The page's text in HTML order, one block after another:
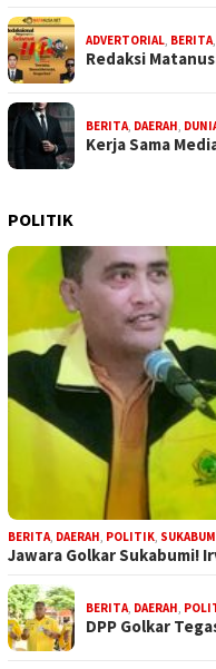
ADVERTORIAL, BERITA,
Redaksi
BERITA, DAERAH,
Kerja Sama
POLITIK
BERITA, DAERAH, POLITIK,
Jawara Golkar Sukabumi!
BERITA, DAERAH,
DPP Golkar